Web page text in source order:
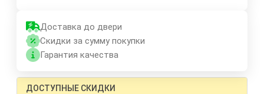
Доставка до двери
Скидки за сумму покупки
Гарантия качества
ДОСТУПНЫЕ СКИДКИ